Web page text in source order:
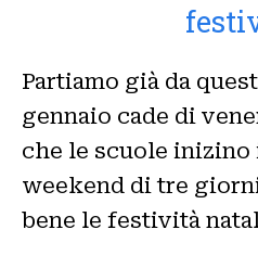
Partiamo già da
gennaio cade di
che le scuole inizino
weekend di tre
bene le festività